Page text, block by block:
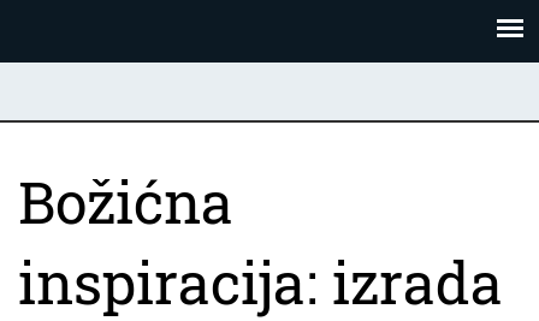
Božićna
inspiracija: izrada